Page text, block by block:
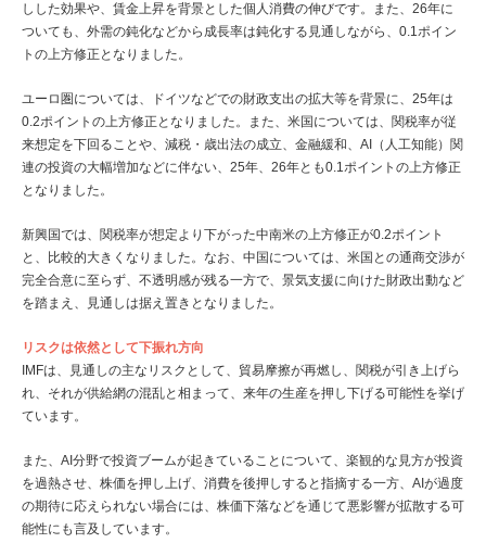
しした効果や、賃金上昇を背景とした個人消費の伸びです。また、26年に
ついても、外需の鈍化などから成長率は鈍化する見通しながら、0.1ポイン
トの上方修正となりました。
ユーロ圏については、ドイツなどでの財政支出の拡大等を背景に、25年は
0.2ポイントの上方修正となりました。また、米国については、関税率が従
来想定を下回ることや、減税・歳出法の成立、金融緩和、AI（人工知能）関
連の投資の大幅増加などに伴ない、25年、26年とも0.1ポイントの上方修正
となりました。
新興国では、関税率が想定より下がった中南米の上方修正が0.2ポイント
と、比較的大きくなりました。なお、中国については、米国との通商交渉が
完全合意に至らず、不透明感が残る一方で、景気支援に向けた財政出動など
を踏まえ、見通しは据え置きとなりました。
リスクは依然として下振れ方向
IMFは、見通しの主なリスクとして、貿易摩擦が再燃し、関税が引き上げら
れ、それが供給網の混乱と相まって、来年の生産を押し下げる可能性を挙げ
ています。
また、AI分野で投資ブームが起きていることについて、楽観的な見方が投資
を過熱させ、株価を押し上げ、消費を後押しすると指摘する一方、AIが過度
の期待に応えられない場合には、株価下落などを通じて悪影響が拡散する可
能性にも言及しています。